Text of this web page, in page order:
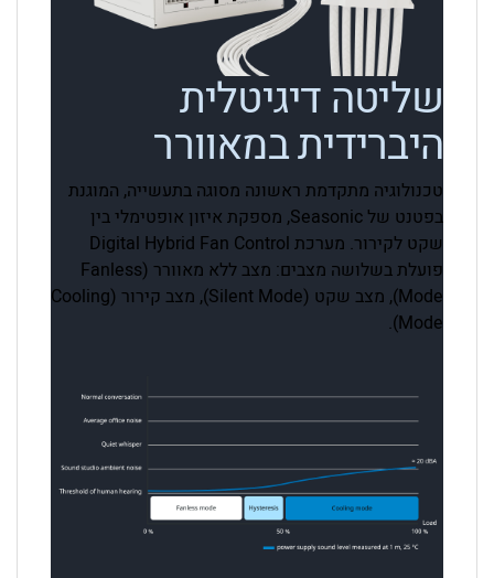
שליטה דיגיטלית
היברידית במאוורר
טכנולוגיה מתקדמת ראשונה מסוגה בתעשייה, המוגנת
בפטנט של Seasonic, מספקת איזון אופטימלי בין
שקט לקירור. מערכת Digital Hybrid Fan Control
פועלת בשלושה מצבים: מצב ללא מאוורר (Fanless
Mode), מצב שקט (Silent Mode), מצב קירור (Cooling
Mode).